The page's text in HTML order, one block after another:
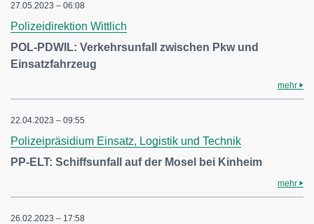
27.05.2023 – 06:08
Polizeidirektion Wittlich
POL-PDWIL: Verkehrsunfall zwischen Pkw und
Einsatzfahrzeug
mehr
22.04.2023 – 09:55
Polizeipräsidium Einsatz, Logistik und Technik
PP-ELT: Schiffsunfall auf der Mosel bei Kinheim
mehr
26.02.2023 – 17:58